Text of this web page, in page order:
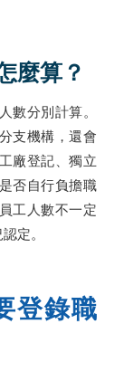
麼算？
數分別計算。
支機構，還會
廠登記、獨立
否自行負擔職
工人數不一定
定。
登錄職